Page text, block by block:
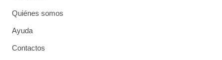
Quiénes somos
Ayuda
Contactos